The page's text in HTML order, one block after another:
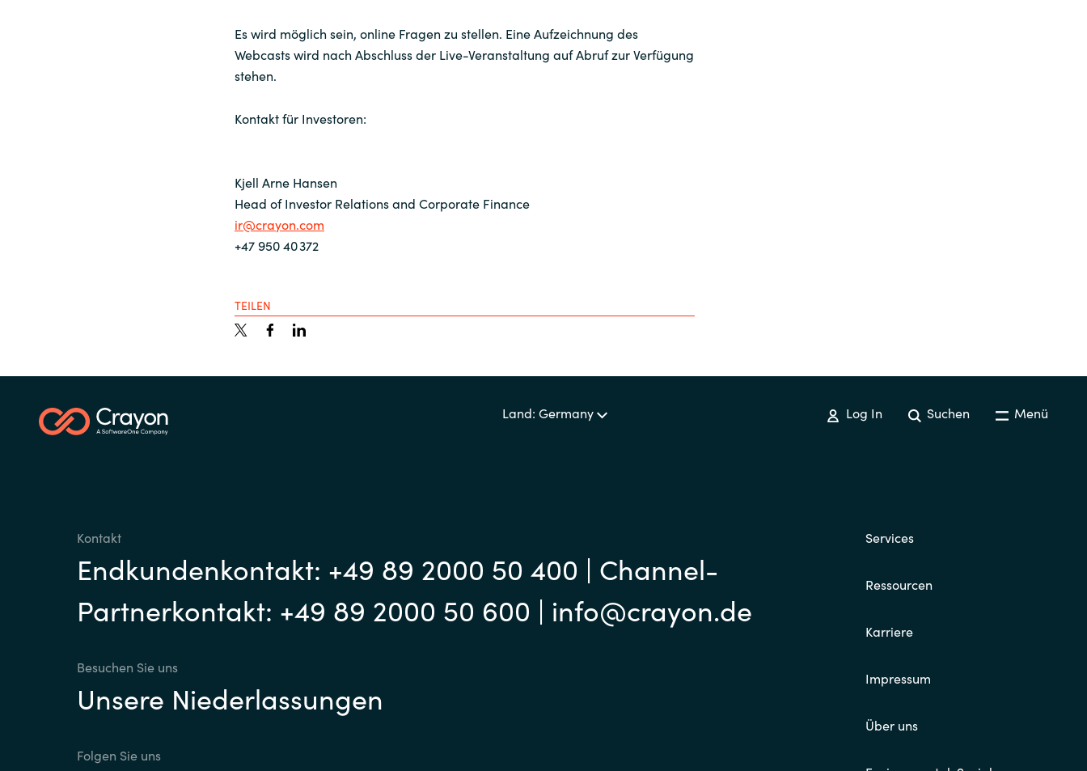
Es wird möglich sein, online Fragen zu stellen. Eine Aufzeichnung des
Webcasts wird nach Abschluss der Live-Veranstaltung auf Abruf zur Verfügung
stehen.
Kontakt für Investoren:
Kjell Arne Hansen
Head of Investor Relations and Corporate Finance
ir@crayon.com
+47 950 40 372
TEILEN
Land: Germany Log In Suchen Menü
Kontakt
Endkundenkontakt: +49 89 2000 50 400 | Channel-
Partnerkontakt: +49 89 2000 50 600 | info@crayon.de
Besuchen Sie uns
Unsere Niederlassungen
Folgen Sie uns
Services
Ressourcen
Karriere
Impressum
Über uns